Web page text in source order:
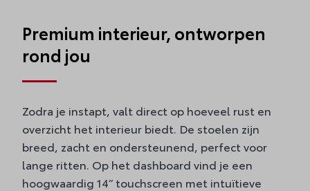
Premium interieur, ontworpen
rond jou
Zodra je instapt, valt direct op hoeveel rust en
overzicht het interieur biedt. De stoelen zijn
breed, zacht en ondersteunend, perfect voor
lange ritten. Op het dashboard vind je een
hoogwaardig 14” touchscreen met intuïtieve